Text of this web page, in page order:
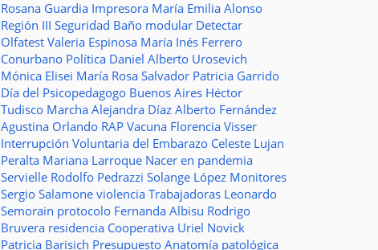
Rosana Guardia Impresora María Emilia Alonso
Región III Seguridad Baño modular Detectar
Olfatest Valeria Espinosa María Inés Ferrero
Conurbano Política Daniel Alberto Urosevich
Mónica Elisei María Rosa Salvador Patricia Garrido
Día del Psicopedagogo Buenos Aires Héctor
Tudisco Marcha Alejandra Díaz Alberto Fernández
Agustina Orlando RAP Vacuna Florencia Visser
Interrupción Voluntaria del Embarazo Celeste Lujan
Peralta Mariana Larroque Nacer en pandemia
Servielle Rodolfo Pedrazzi Solange López Monitores
Sergio Salamone violencia Trabajadoras Leonardo
Semorain protocolo Fernanda Albisu Rodrigo
Bruvera residencia Cooperativa Uriel Novick
Patricia Barisich Presupuesto Anatomía patológica